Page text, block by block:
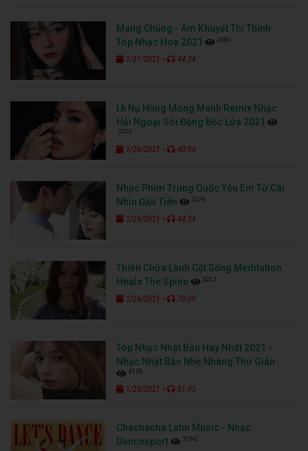
Mang Chủng - Âm Khuyết Thi Thính
Top Nhạc Hoa 2021
3589
1/31/2021 - 44:34
Lk Nụ Hồng Mong Manh Remix Nhạc
Hải Ngoại Sôi Động Bốc Lửa 2021
3223
1/26/2021 - 40:00
Nhạc Phim Trung Quốc Yêu Em Từ Cái
Nhìn Đầu Tiên
3379
1/25/2021 - 44:34
Thiền Chữa Lành Cột Sống Meditation
Heals The Spine
3254
1/24/2021 - 70:00
Top Nhạc Nhật Bản Hay Nhất 2021 -
Nhạc Nhật Bản Nhẹ Nhàng Thư Giãn
4118
1/23/2021 - 51:45
Chachacha Latin Music - Nhạc
Dancesport
3794